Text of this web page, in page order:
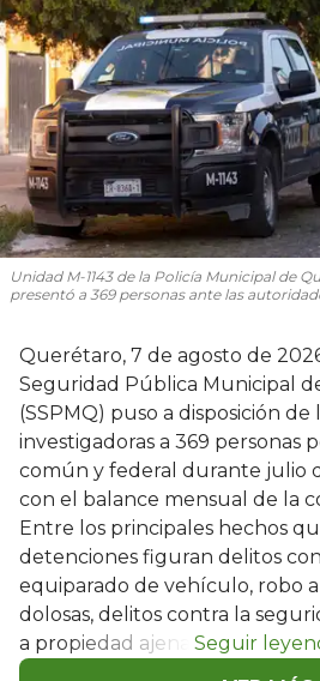
Unidad M-1143 de la Policía Municipal de
presentó a 369 personas ante las
Querétaro, 7 de agosto de
Seguridad Pública Municipal
(SSPMQ) puso a disposición
investigadoras a 369 personas
común y federal durante julio
con el balance mensual de la
Entre los principales hechos
detenciones figuran delitos
equiparado de vehículo, robo
dolosas, delitos contra la
a propiedad ajena.